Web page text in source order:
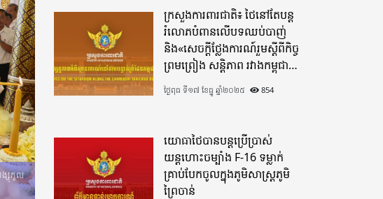
ង្សុកូល
ក្រសួងការពារជាតិ៖ ថៃនៅតែបន្ត
រំលោភបំពានលើបទឈប់បាញ់
និង«សេចក្តីថ្លែងការណ៍រួមស្តីពីកិច្ច
ព្រមព្រៀង សន្តិភាព រវាងកម្ពុជា
និងថៃ»
ថ្ងៃពុធ ទី១៧ ខែធ្នូ ឆ្នាំ២០២៥ 854
យោធាថៃបានបន្តប្រើប្រាស់
យន្តហោះចម្បាំង F-16 ទម្លាក់
គ្រាប់បែកចូលក្នុងភូមិសាស្ត្រភូមិ
ព្រៃចាន់